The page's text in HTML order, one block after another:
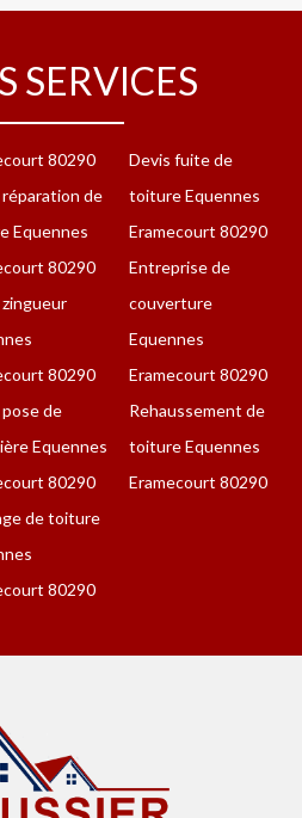
SERVICES
80290
de
Equennes
80290
80290
de
Equennes
80290
de toiture
80290
Devis fuite de
toiture Equennes
Eramecourt 80290
Entreprise de
couverture
Equennes
Eramecourt 80290
Rehaussement de
toiture Equennes
Eramecourt 80290